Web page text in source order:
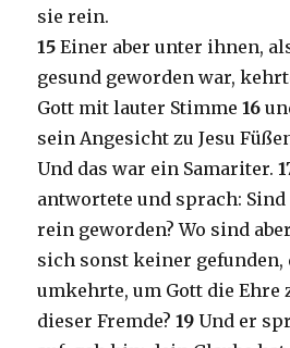
sie rein.
15Einer aber unter ihnen,
gesund geworden war,
Gott mit lauter Stimme16
sein Angesicht zu Jesu
Und das war ein Samariter.
antwortete und sprach:
rein geworden? Wo sind
sich sonst keiner gefunden,
umkehrte, um Gott die Ehre
dieser Fremde?19Und er